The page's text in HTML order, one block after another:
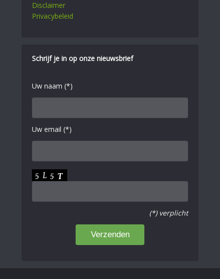
Disclaimer
Privacybeleid
Schrijf je in op onze nieuwsbrief
Uw naam (*)
Uw email (*)
(*) verplicht